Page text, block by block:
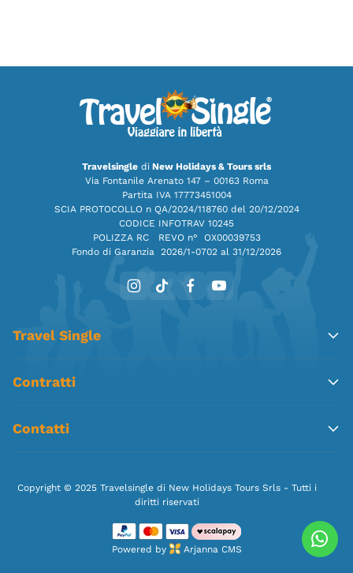
Travelsingle di New Holidays & Tours srls
Via Fontanile Arenato 147 – 00163 Roma
Partita IVA 17773451004
SCIA PROTOCOLLO n QA/2024/118760 del 20/12/2024
CODICE INFOTRAV 10245
POLIZZA RC REVO n° OX00039753
Fondo di Garanzia 2026/1-0702 al 31/12/2026
Travel Single
Contratti
Contatti
Copyright © 2025 Travelsingle di New Holidays Tours Srls - Tutti i
diritti riservati
Powered by Arjanna CMS